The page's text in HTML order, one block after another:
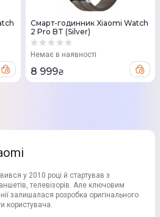
Смарт-годинник Xiaomi Watch
2 Pro BT (Silver)
Немає в наявності
8 999₴
у 2010 році й стартував з
телевізорів. Але ключовим
залишалася розробка оригінального
користувача.